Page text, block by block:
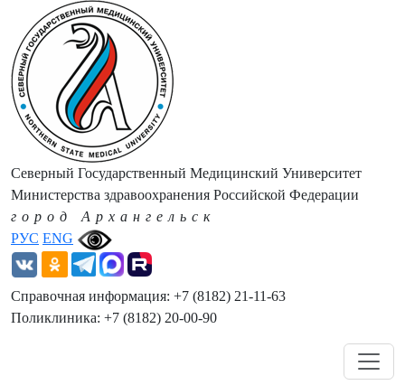
РУС ENG
Северный Государственный Медицинский Университет
Министерства здравоохранения Российской Федерации
город Архангельск
Справочная информация: +7 (8182) 21-11-63
Поликлиника: +7 (8182) 20-00-90